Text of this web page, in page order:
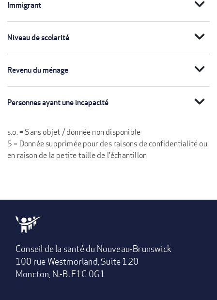
Immigrant
Niveau de scolarité expand_more
Revenu du ménage expand_more
Personnes ayant une incapacité expand_more
s.o. = Sans objet / donnée non disponible
S = Donnée supprimée pour des raisons de confidentialité ou
en raison de la petite taille de l'échantillon
Conseil de la santé du Nouveau-Brunswick
100 rue Westmorland, Suite 120
Moncton, N.-B. E1C 0G1